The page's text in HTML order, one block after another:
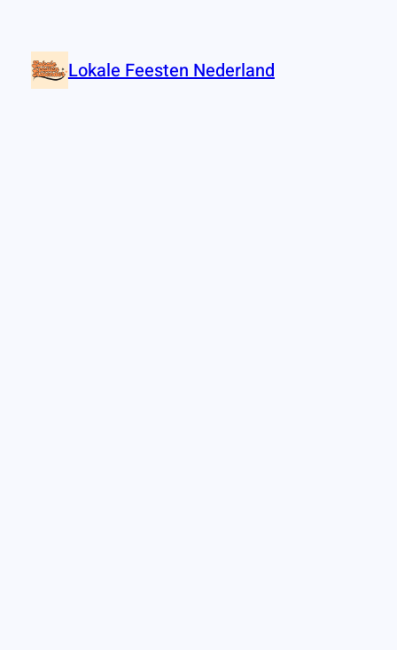
Lokale Feesten Nederland